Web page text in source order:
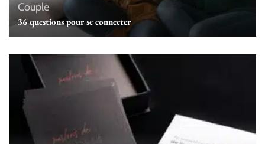
Couple
36 questions pour se connecter